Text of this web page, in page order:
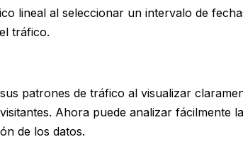
lineal al seleccionar un intervalo de
tráfico.
patrones de tráfico al visualizar
Ahora puede analizar fácilmente
de los datos.